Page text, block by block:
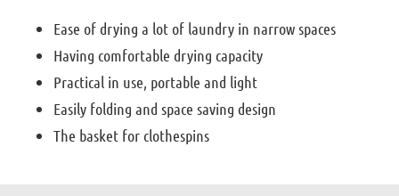
Ease of drying a lot of laundry in narrow spaces
Having comfortable drying capacity
Practical in use, portable and light
Easily folding and space saving design
The basket for clothespins